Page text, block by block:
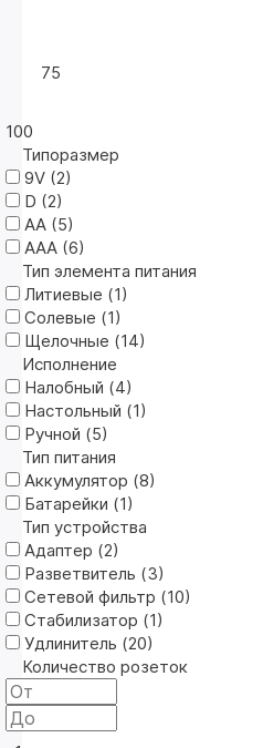
75
100
Типоразмер
9V (2)
D (2)
АА (5)
ААА (6)
Тип элемента питания
Литиевые (1)
Солевые (1)
Щелочные (14)
Исполнение
Налобный (4)
Настольный (1)
Ручной (5)
Тип питания
Аккумулятор (8)
Батарейки (1)
Тип устройства
Адаптер (2)
Разветвитель (3)
Сетевой фильтр (10)
Стабилизатор (1)
Удлинитель (20)
Количество розеток